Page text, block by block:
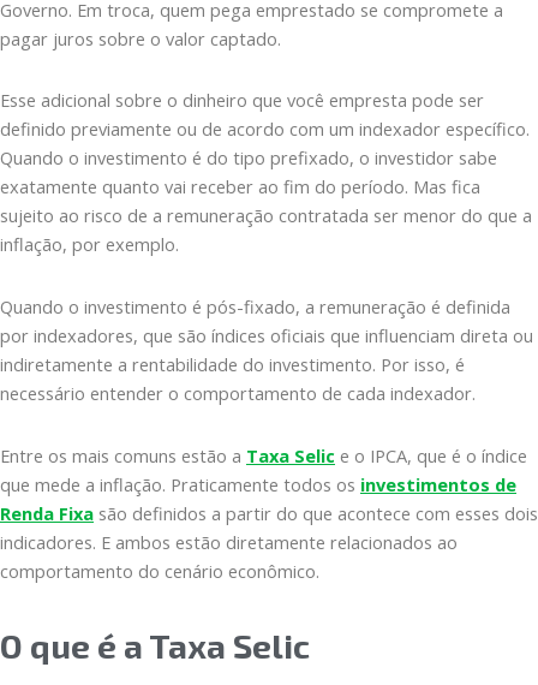
Governo. Em troca, quem pega emprestado se compromete a
pagar juros sobre o valor captado.
Esse adicional sobre o dinheiro que você empresta pode ser
definido previamente ou de acordo com um indexador específico.
Quando o investimento é do tipo prefixado, o investidor sabe
exatamente quanto vai receber ao fim do período. Mas fica
sujeito ao risco de a remuneração contratada ser menor do que a
inflação, por exemplo.
Quando o investimento é pós-fixado, a remuneração é definida
por indexadores, que são índices oficiais que influenciam direta ou
indiretamente a rentabilidade do investimento. Por isso, é
necessário entender o comportamento de cada indexador.
Entre os mais comuns estão a Taxa Selic e o IPCA, que é o índice
que mede a inflação. Praticamente todos os investimentos de
Renda Fixa são definidos a partir do que acontece com esses dois
indicadores. E ambos estão diretamente relacionados ao
comportamento do cenário econômico.
O que é a Taxa Selic